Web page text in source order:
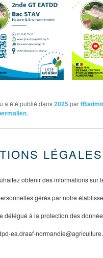
a été publié dans2025 par
.
LÉGALES
obtenir des informations sur
gérés par notre
délégué à la protection des
ea.draaf-